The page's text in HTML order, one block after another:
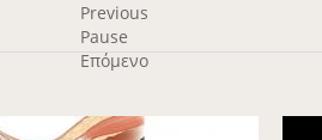
Previous
Pause
Επόμενο